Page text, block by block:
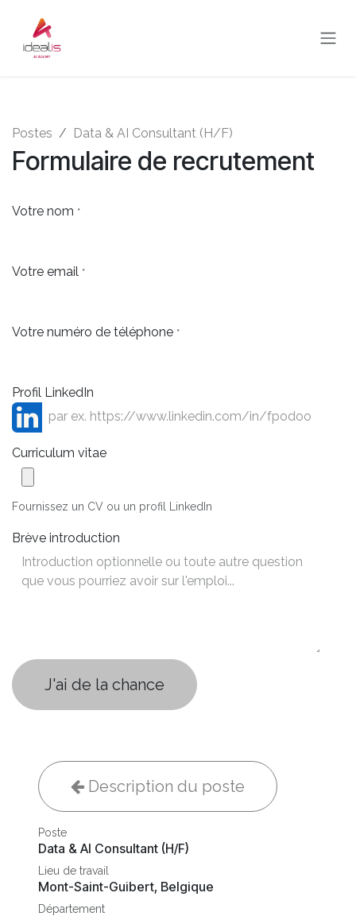
Postes Data & AI Consultant (H/F)
Formulaire de recrutement
Votre nom *
Votre email *
Votre numéro de téléphone *
Profil LinkedIn
Curriculum vitae
Fournissez un CV ou un profil LinkedIn
Brève introduction
J'ai de la chance
Description du poste
Poste
Data & AI Consultant (H/F)
Lieu de travail
Mont-Saint-Guibert, Belgique
Département